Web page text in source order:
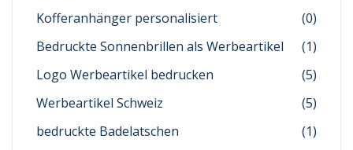
Kofferanhänger personalisiert
(0)
Bedruckte Sonnenbrillen als Werbeartikel
(1)
Logo Werbeartikel bedrucken
(5)
Werbeartikel Schweiz
(5)
bedruckte Badelatschen
(1)